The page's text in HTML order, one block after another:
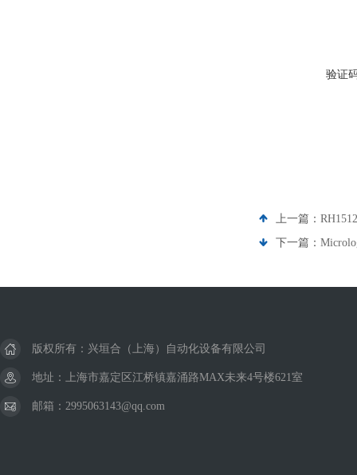
验证
上一篇：
下一篇：
版权所有：兴垣合（上海）自动化设备有限公司
地址：上海市嘉定区江桥镇嘉涌路MAX未来4号楼621室
邮箱：2995063143@qq.com